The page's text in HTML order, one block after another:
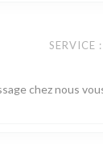
SERVICE :
chez nous